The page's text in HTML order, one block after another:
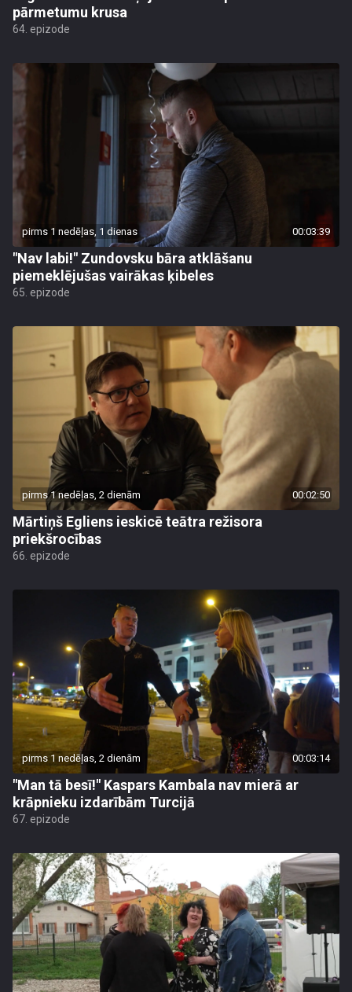
pārmetumu krusa
64. epizode
pirms 1 nedēļas, 1 dienas 00:03:39
"Nav labi!" Zundovsku bāra atklāšanu
piemeklējušas vairākas ķibeles
65. epizode
pirms 1 nedēļas, 2 dienām 00:02:50
Mārtiņš Egliens ieskicē teātra režisora
priekšrocības
66. epizode
pirms 1 nedēļas, 2 dienām 00:03:14
"Man tā besī!" Kaspars Kambala nav mierā ar
krāpnieku izdarībām Turcijā
67. epizode